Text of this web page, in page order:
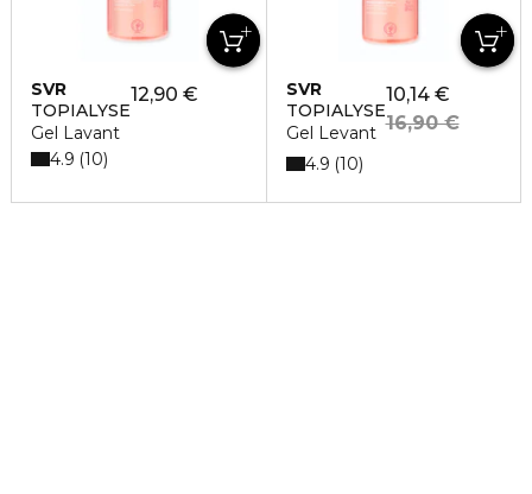
SVR
TOPIALYSE
Gel Lavant
12,90 €
4.9 10
SVR
TOPIALYSE
Gel Levant
10,14 €
16,90 €
4.9 10